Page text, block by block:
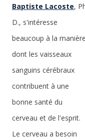
Baptiste Lacoste,
D., s'intéresse
beaucoup à la manière
dont les vaisseaux
sanguins cérébraux
contribuent à une
bonne santé du
cerveau et de l'esprit.
Le cerveau a besoin